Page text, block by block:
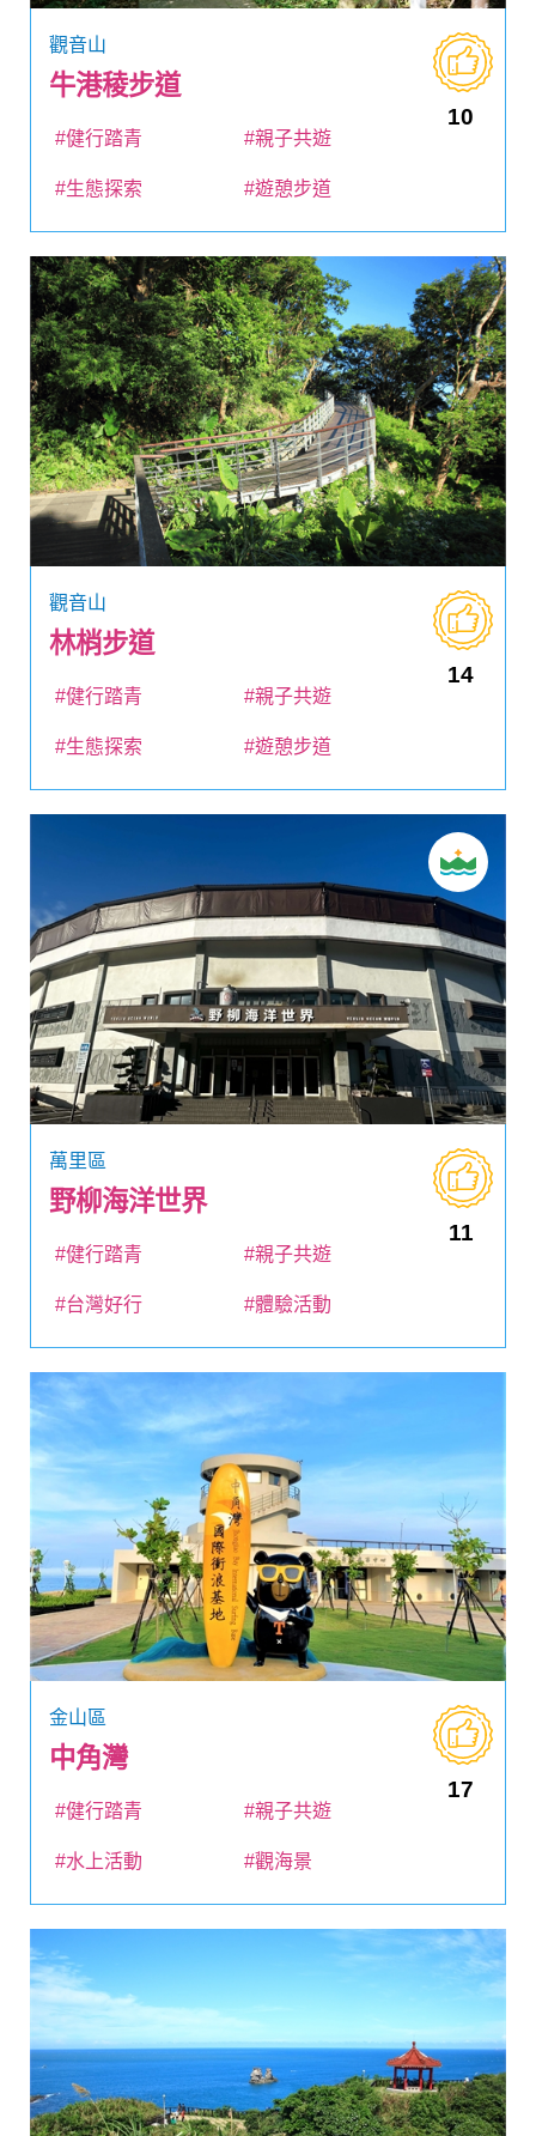
觀音山
牛港稜步道
10
#健行踏青 #親子共遊
#生態探索 #遊憩步道
觀音山
林梢步道
14
#健行踏青 #親子共遊
#生態探索 #遊憩步道
萬里區
野柳海洋世界
11
#健行踏青 #親子共遊
#台灣好行 #體驗活動
金山區
中角灣
17
#健行踏青 #親子共遊
#水上活動 #觀海景